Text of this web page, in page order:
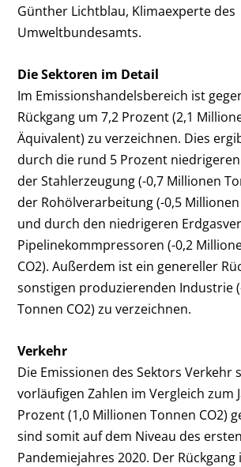
Günther Lichtblau, Klimaexperte des
Umweltbundesamts.
Die Sektoren im Detail
Im Emissionshandelsbereich ist
Rückgang um 7,2 Prozent (2,1
Äquivalent) zu verzeichnen. Dies
durch die rund 5 Prozent
der Stahlerzeugung (-0,7 Millionen
der Rohölverarbeitung (-0,5
und durch den niedrigeren
Pipelinekommpressoren (-0,2
CO2). Außerdem ist ein genereller
sonstigen produzierenden Industrie
Tonnen CO2) zu verzeichnen.
Verkehr
Die Emissionen des Sektors Verkehr
vorläufigen Zahlen im Vergleich zum
Prozent (1,0 Millionen Tonnen CO2)
sind somit auf dem Niveau des ersten
Pandemiejahres 2020. Der Rückgang